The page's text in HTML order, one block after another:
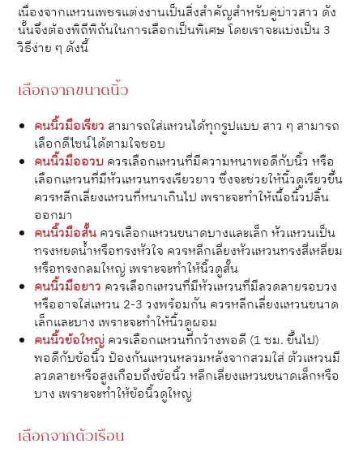
เนื่องจากแหวนเพชรแต่งงานเป็นสิ่งสำคัญสำหรับคู่บ่าวสาว ดัง
นั้นจึงต้องพิถีพิถันในการเลือกเป็นพิเศษ โดยเราจะแบ่งเป็น 3
วิธีง่าย ๆ ดังนี้
เลือกจากขนาดนิ้ว
คนนิ้วมือเรียว สามารถใส่แหวนได้ทุกรูปแบบ สาว ๆ สามารถ
เลือกดีไซน์ได้ตามใจชอบ
คนนิ้วมืออวบ ควรเลือกแหวนที่มีความหนาพอดีกับนิ้ว หรือ
เลือกแหวนที่มีหัวแหวนทรงเรียวยาว ซึ่งจะช่วยให้นิ้วดูเรียวขึ้น
ควรหลีกเลี่ยงแหวนที่หนาเกินไป เพราะจะทำให้เนื้อนิ้วปลิ้น
ออกมา
คนนิ้วมือสั้น ควรเลือกแหวนขนาดบางและเล็ก หัวแหวนเป็น
ทรงหยดน้ำหรือทรงหัวใจ ควรหลีกเลี่ยงหัวแหวนทรงสี่เหลี่ยม
หรือทรงกลมใหญ่ เพราะจะทำให้นิ้วดูสั้น
คนนิ้วมือยาว ควรเลือกแหวนที่มีหัวแหวนที่มีลวดลายรอบวง
หรืออาจใส่แหวน 2-3 วงพร้อมกัน ควรหลีกเลี่ยงแหวนขนาด
เล็กและบาง เพราะจะทำให้นิ้วดูผอม
คนนิ้วข้อใหญ่ ควรเลือกแหวนที่กว้างพอดี (1 ซม. ขึ้นไป)
พอดีกับข้อนิ้ว ป้องกันแหวนหลวมหลังจากสวมใส่ ตัวแหวนมี
ลวดลายหรือสูงเกือบถึงข้อนิ้ว หลีกเลี่ยงแหวนขนาดเล็กหรือ
บาง เพราะจะทำให้ข้อนิ้วดูใหญ่
เลือกจากตัวเรือน